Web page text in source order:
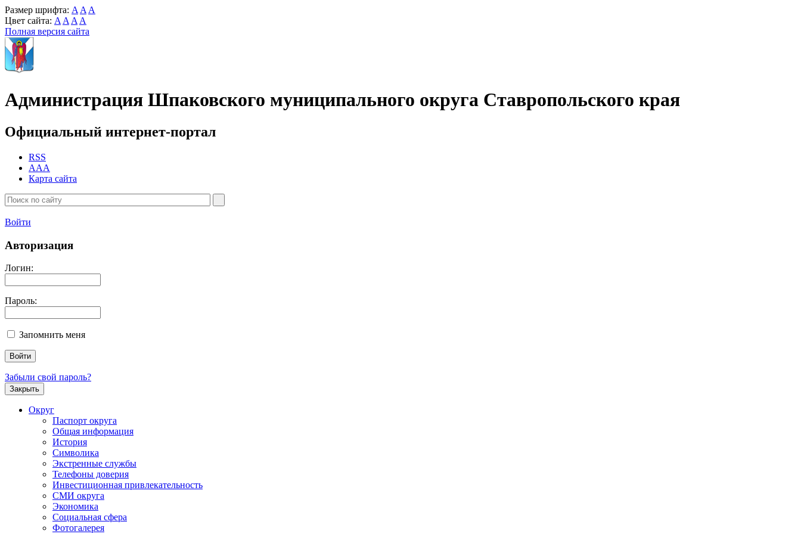
Размер шрифта: A A A
Цвет сайта: A A A A
Полная версия сайта
Администрация Шпаковского муниципального округа Ставропольского края
Официальный интернет-портал
RSS
AAA
Карта сайта
Войти
Авторизация
Логин:
Пароль:
Запомнить меня
Забыли свой пароль?
Закрыть
Округ
Паспорт округа
Общая информация
История
Символика
Экстренные службы
Телефоны доверия
Инвестиционная привлекательность
СМИ округа
Экономика
Социальная сфера
Фотогалерея